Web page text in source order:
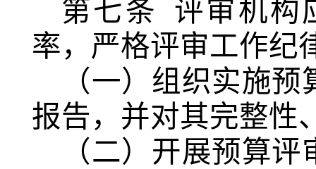
第七条
评审机构
率，严格评审工作纪
（一）组织实施
报告，并对其完整性
（二）开展预算